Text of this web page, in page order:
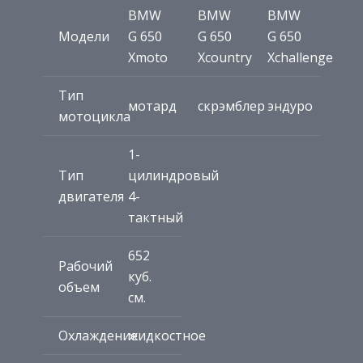
Модели
BMW
G 650
Xmoto
BMW
G 650
Xcountry
BMW
G 650
Xchallenge
Тип
мотоцикла
мотард скрэмблер эндуро
Тип
двигателя
1-
цилиндровый
4-
тактный
Рабочий
объем
652
куб.
см.
Охлаждениежидкостное